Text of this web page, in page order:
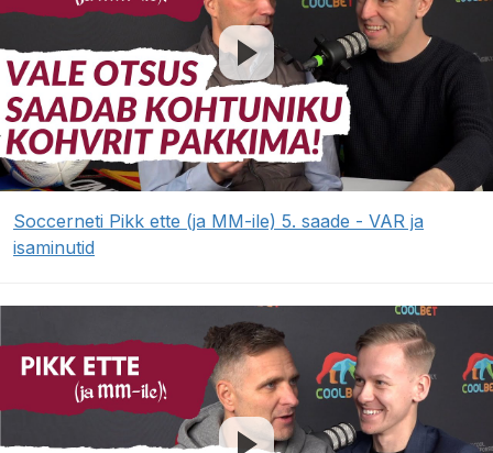
Soccerneti Pikk ette (ja MM-ile) 5. saade - VAR ja
isaminutid